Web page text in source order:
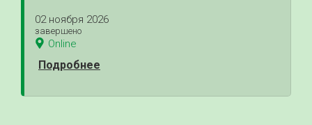
02 ноября 2026
завершено
Online
Подробнее